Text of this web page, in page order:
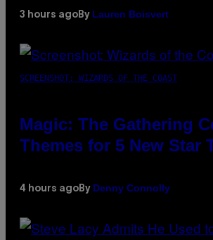
3 hours ago By Lauren Boisvert
SCREENSHOT: WIZARDS OF THE COAST
Magic: The Gathering
Themes for 5 New Star
4 hours ago By Denny Connolly